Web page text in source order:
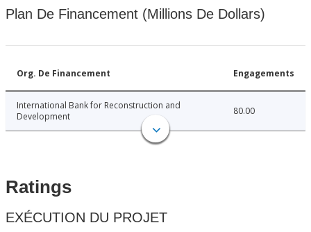
Plan De Financement (Millions De Dollars)
Org. De Financement Engagements
International Bank for Reconstruction and
Development
80.00
Ratings
EXÉCUTION DU PROJET